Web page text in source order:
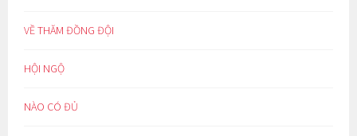
VỀ THĂM ĐỒNG ĐỘI
HỘI NGỘ
NÀO CÓ ĐỦ